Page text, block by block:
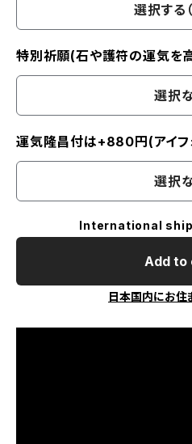
選択する
特別祈願(石や護符の運気を
選択
運気隆昌付は+880円(アイフ
選択
International
Add to
日本国内にお住